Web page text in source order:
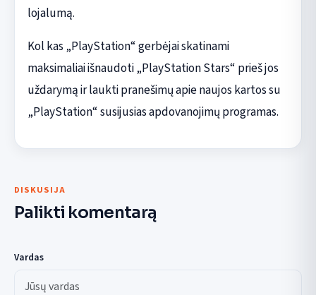
lojalumą.
Kol kas „PlayStation“ gerbėjai skatinami
maksimaliai išnaudoti „PlayStation Stars“ prieš jos
uždarymą ir laukti pranešimų apie naujos kartos su
„PlayStation“ susijusias apdovanojimų programas.
DISKUSIJA
Palikti komentarą
Vardas